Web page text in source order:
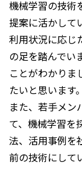
機械学習の技術
提案に活かして
利用状況に応じ
の足を踏んでい
ことがわかりま
たいと思います。
また、若手メン
て、機械学習を
法、活用事例を
前の技術にして